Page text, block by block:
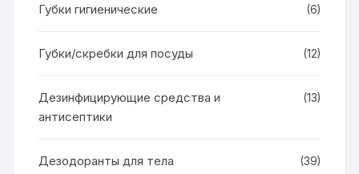
Губки гигиенические (6)
Губки/скребки для посуды (12)
Дезинфицирующие средства и
антисептики
(13)
Дезодоранты для тела (39)